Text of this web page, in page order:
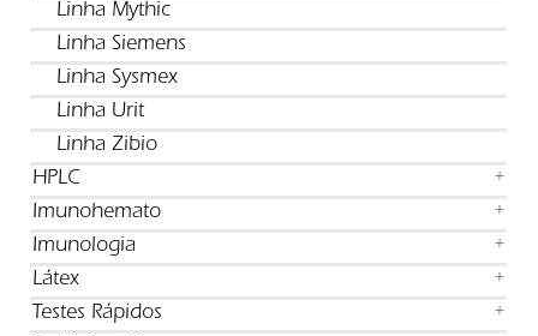
Linha Mythic
Linha Siemens
Linha Sysmex
Linha Urit
Linha Zibio
HPLC
+
Imunohemato +
Imunologia +
Látex +
Testes Rápidos +